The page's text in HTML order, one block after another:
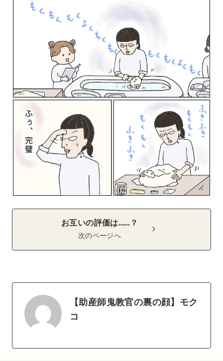
お互いの評価は……？
次のページへ
【助産師鬼教官の裏の顔】モク
コ